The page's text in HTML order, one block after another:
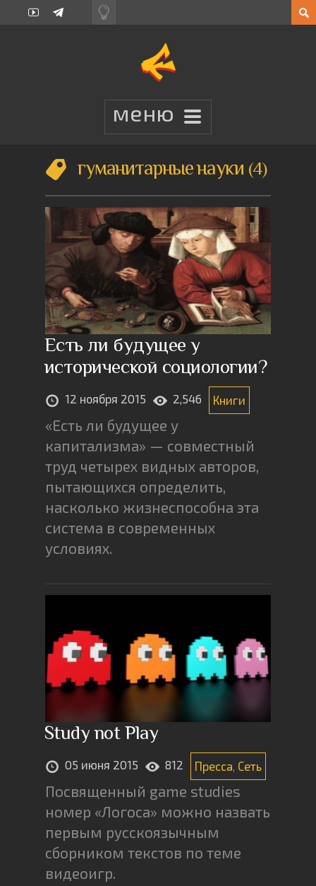
гуманитарные науки 4
Есть ли будущее у
исторической социологии?
12 ноября 2015 2,546 Книги
«Есть ли будущее у
капитализма» — совместный
труд четырех видных авторов,
пытающихся определить,
насколько жизнеспособна эта
система в современных
условиях.
Study not Play
05 июня 2015 812 Пресса Сеть
Посвященный game studies
номер «Логоса» можно назвать
первым русскоязычным
сборником текстов по теме
видеоигр.